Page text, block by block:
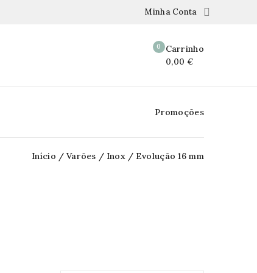
Minha Conta 
0 Carrinho
0,00 €
Promoções
Início Varões Inox Evolução 16 mm